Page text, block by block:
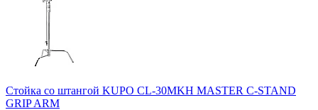
Стойка со штангой KUPO CL-30MKH MASTER C-STAND
GRIP ARM